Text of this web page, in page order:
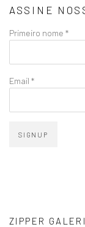
ASSINE
Primeiro nome *
Email *
SIGNUP
ZIPPER